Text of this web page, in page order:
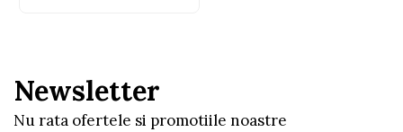
Newsletter
Nu rata ofertele si promotiile noastre